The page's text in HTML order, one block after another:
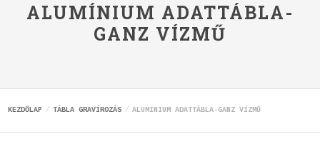
ALUMÍNIUM ADATTÁBLA-
GANZ VÍZMŰ
KEZDŐLAP TÁBLA GRAVÍROZÁS ALUMÍNIUM ADATTÁBLA-GANZ VÍZMŰ